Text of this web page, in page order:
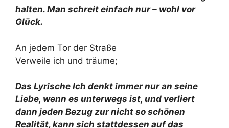
halten. Man schreit einfach nur – wohl vor
Glück.
An jedem Tor der Straße
Verweile ich und träume;
Das Lyrische Ich denkt immer nur an seine
Liebe, wenn es unterwegs ist, und verliert
dann jeden Bezug zur nicht so schönen
Realität, kann sich stattdessen auf das